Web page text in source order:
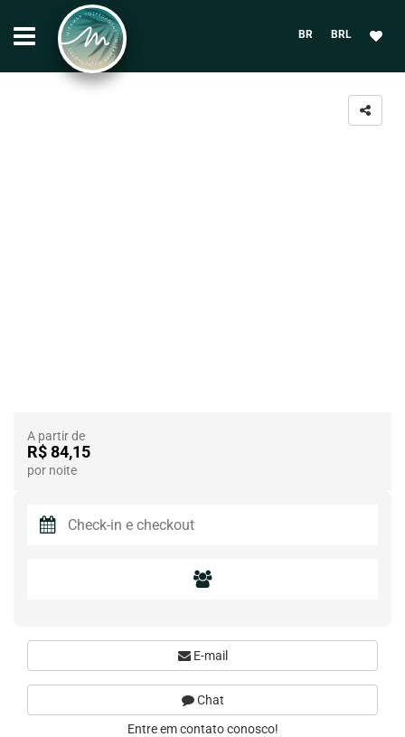
BR BRL
A partir de
R$ 84,15
por noite
E-mail
Chat
Entre em contato conosco!